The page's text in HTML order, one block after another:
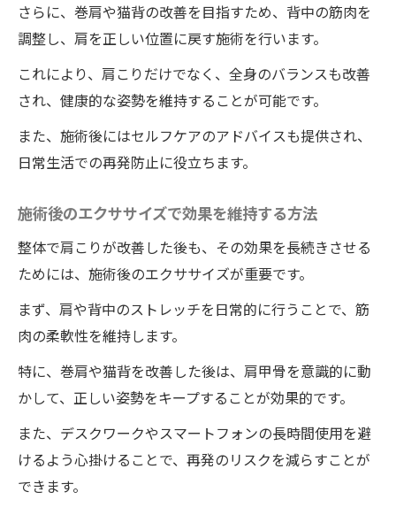
さらに、巻肩や猫背の改善を目指すため、背中の筋肉を
調整し、肩を正しい位置に戻す施術を行います。
これにより、肩こりだけでなく、全身のバランスも改善
され、健康的な姿勢を維持することが可能です。
また、施術後にはセルフケアのアドバイスも提供され、
日常生活での再発防止に役立ちます。
施術後のエクササイズで効果を維持する方法
整体で肩こりが改善した後も、その効果を長続きさせる
ためには、施術後のエクササイズが重要です。
まず、肩や背中のストレッチを日常的に行うことで、筋
肉の柔軟性を維持します。
特に、巻肩や猫背を改善した後は、肩甲骨を意識的に動
かして、正しい姿勢をキープすることが効果的です。
また、デスクワークやスマートフォンの長時間使用を避
けるよう心掛けることで、再発のリスクを減らすことが
できます。